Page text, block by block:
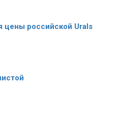
цены российской Urals